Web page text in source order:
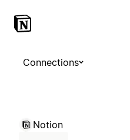
Connections
Notion